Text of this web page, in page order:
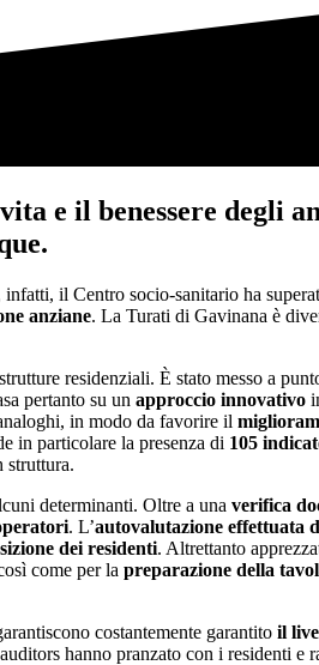
e il benessere degli
il Centro socio-sanitario ha
anziane. La Turati di Gavinana è
residenziali. È stato messo a
pertanto su un approccio innovativo
in modo da favorire il
in particolare la presenza di 105
struttura.
determinanti. Oltre a una verifica
. L’autovalutazione effettuata
dei residenti. Altrettanto
come per la preparazione della
costantemente garantito il
hanno pranzato con i residenti e